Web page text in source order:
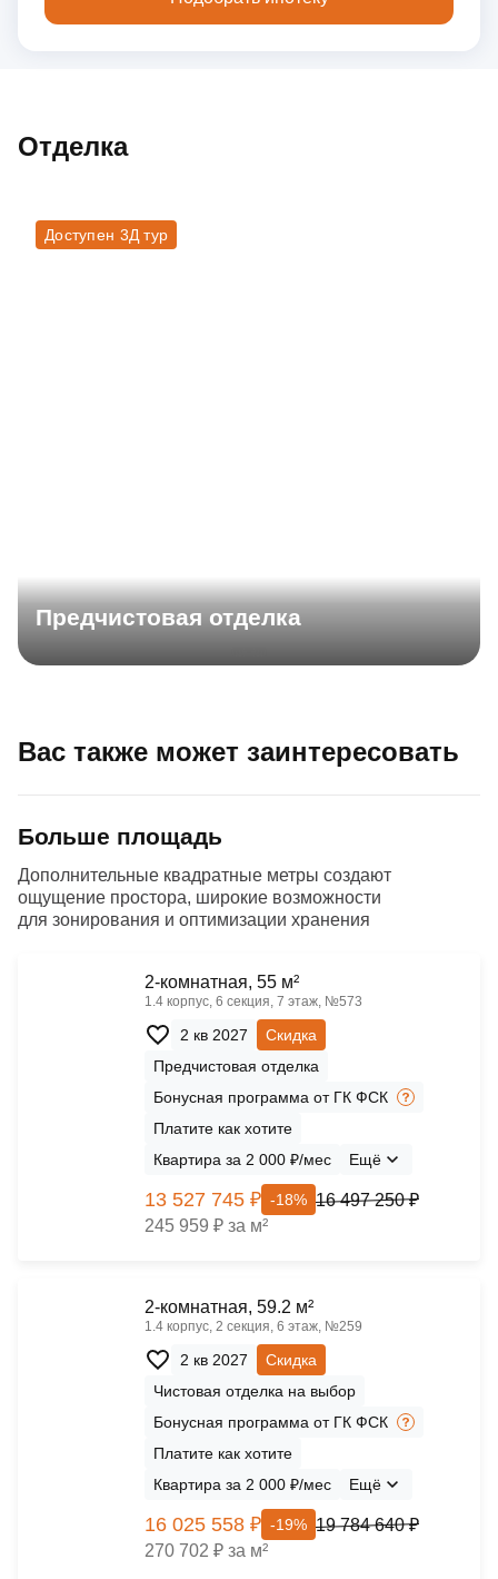
Отделка
Доступен 3Д тур
Предчистовая отделка
Вас также может заинтересовать
Больше площадь
Дополнительные квадратные метры создают
ощущение простора, широкие возможности
для зонирования и оптимизации хранения
2-комнатная, 55 м²
1.4 корпус, 6 секция, 7 этаж, №573
2 кв 2027
Скидка
Предчистовая отделка
Бонусная программа от ГК ФСК
Платите как хотите
Квартира за 2 000 ₽/мес
Ещё
13 527 745 ₽ -18% 16 497 250 ₽
245 959 ₽ за м²
2-комнатная, 59.2 м²
1.4 корпус, 2 секция, 6 этаж, №259
2 кв 2027
Скидка
Чистовая отделка на выбор
Бонусная программа от ГК ФСК
Платите как хотите
Квартира за 2 000 ₽/мес
Ещё
16 025 558 ₽ -19% 19 784 640 ₽
270 702 ₽ за м²